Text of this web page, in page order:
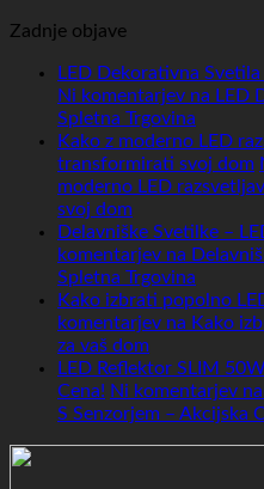
Zadnje objave
LED Dekorativna
Ni komentarjev na LED
Spletna Trgovina
Kako z moderno LED
transformirati svoj dom
moderno LED
svoj dom
Delavniške Svetilke –
komentarjev na
Spletna Trgovina
Kako izbrati popolno
komentarjev na Kako
za vaš dom
LED Reflektor SLIM
Cena! Ni komentarjev
S Senzorjem – Akcijska